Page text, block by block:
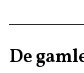
De